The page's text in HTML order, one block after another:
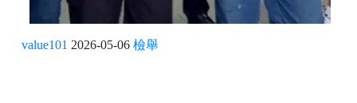
value101 2026-05-06 檢舉